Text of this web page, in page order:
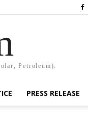
Petroleum).
PRESS RELEASE